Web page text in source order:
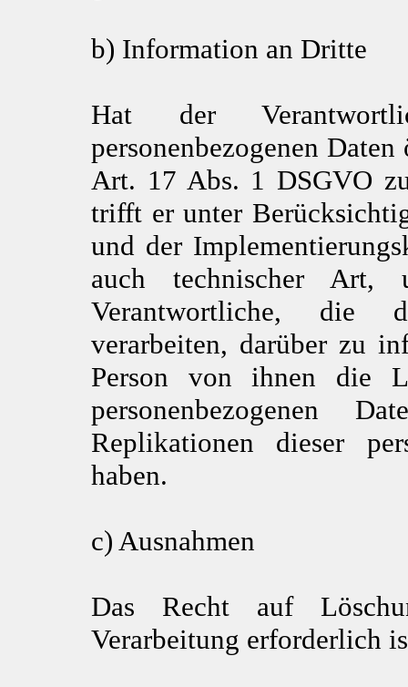
b) Information an Dritte
Hat der
personenbezogenen
Art. 17 Abs. 1 DSGVO
trifft er unter
und der
auch technischer Art,
Verantwortliche, die
verarbeiten, darüber zu
Person von ihnen die
personenbezogenen
Replikationen dieser
haben.
c) Ausnahmen
Das Recht auf
Verarbeitung erforderlich